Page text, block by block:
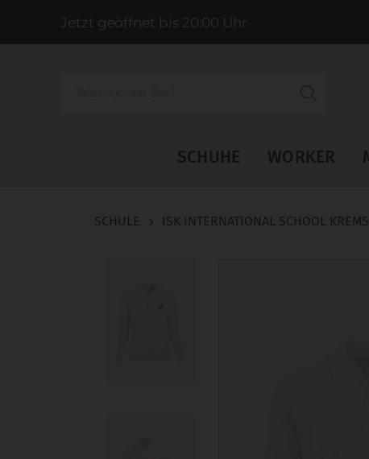
Jetzt geöffnet bis 20:00 Uhr
SCHUHE WORKER
SCHULE › ISK INTERNATIONAL SCHOOL KREMS